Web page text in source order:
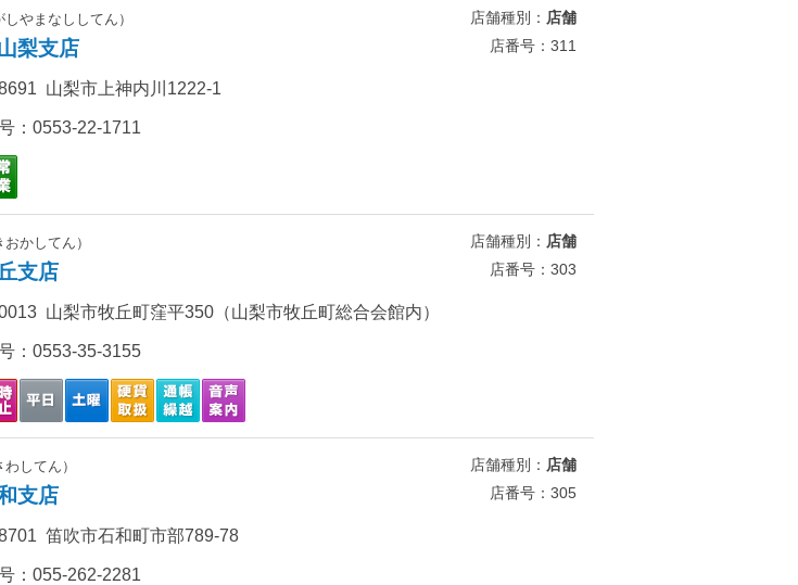
しやまなししてん）
梨支店
店舗種別： 店舗
店番号：311
山梨市上神内川1222-1
： 0553-22-1711
おかしてん）
支店
店舗種別： 店舗
店番号：303
山梨市牧丘町窪平350（山梨市牧丘町総合会館内）
： 0553-35-3155
わしてん）
支店
店舗種別： 店舗
店番号：305
笛吹市石和町市部789-78
： 055-262-2281